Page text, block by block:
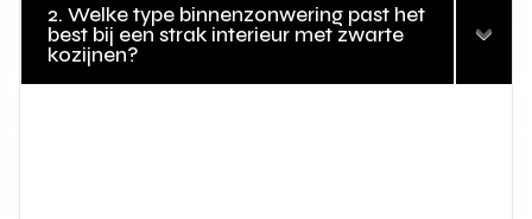
2. Welke type binnenzonwering past het
best bij een strak interieur met zwarte
kozijnen?